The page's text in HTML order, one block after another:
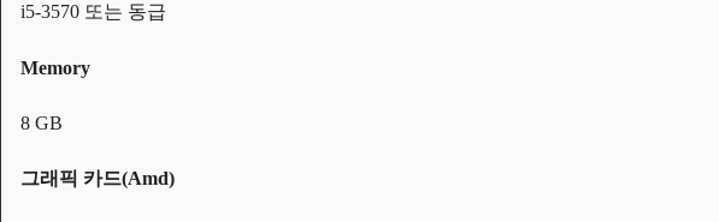
i5-3570 또는 동급
Memory
8 GB
그래픽 카드(Amd)